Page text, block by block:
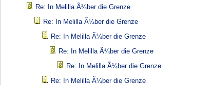
Re: In Melilla Ã¼ber die Grenze
Re: In Melilla Ã¼ber die Grenze
Re: In Melilla Ã¼ber die Grenze
Re: In Melilla Ã¼ber die Grenze
Re: In Melilla Ã¼ber die Grenze
Re: In Melilla Ã¼ber die Grenze